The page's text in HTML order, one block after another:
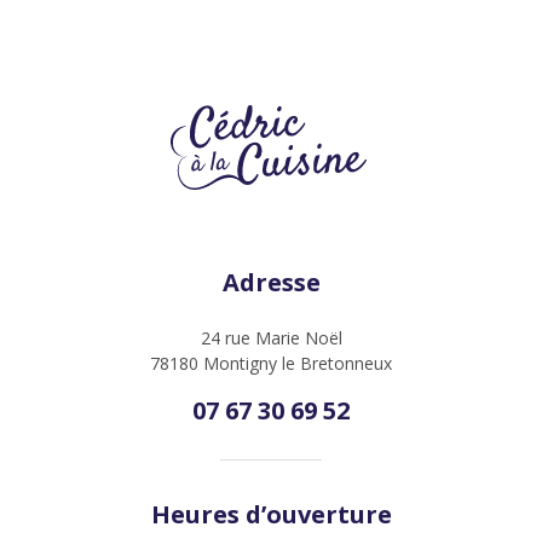
Adresse
24 rue Marie Noël
78180 Montigny le Bretonneux
07 67 30 69 52
Heures d’ouverture